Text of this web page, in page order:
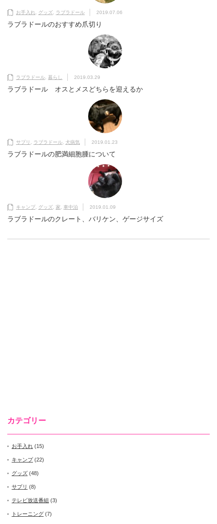
お手入れ グッズ ラブラドール 2019.07.06
ラブラドールのおすすめ爪切り
ラブラドール 暮らし 2019.03.29
ラブラドール オスとメスどちらを迎えるか
サプリ ラブラドール 犬病気 2019.01.23
ラブラドールの肥満細胞腫について
キャンプ グッズ 家 車中泊 2019.01.09
ラブラドールのクレート、バリケン、ゲージサイズ
カテゴリー
お手入れ (15)
キャンプ(22)
グッズ (48)
サプリ (8)
テレビ放送番組 (3)
トレーニング (7)